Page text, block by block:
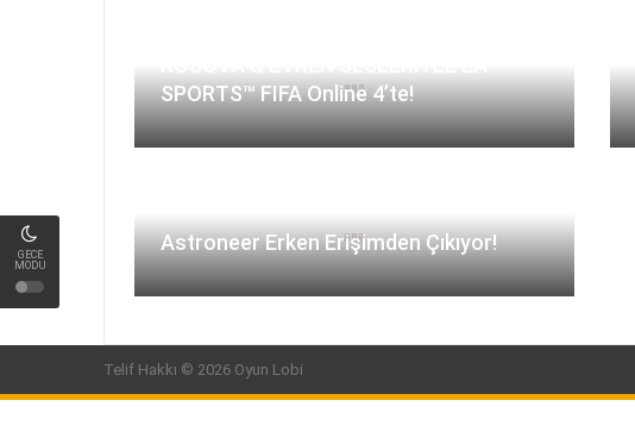
GECE
MODU
SPORTS™ FIFA Online 4’te!
Astroneer Erken Erişimden Çıkıyor!
Telif Hakkı © 2026 Oyun Lobi